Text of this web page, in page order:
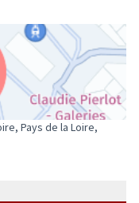
Pays de la Loire,